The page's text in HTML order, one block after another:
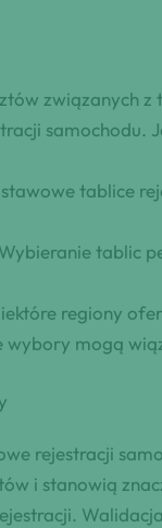
związanych
samochodu.
tablice
Wybieranie tablic
regiony
wybory mogą
rejestracji
i stanowią